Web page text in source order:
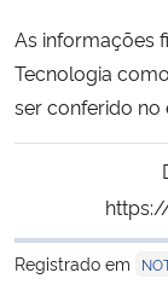
Ministério da Mulher,
Secretaria-Geral
Secretaria de Governo
Gabinete de
As informações
Tecnologia
ser conferido no
Registrado em